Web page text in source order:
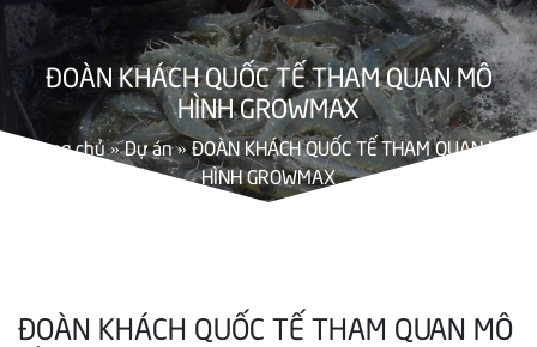
ĐOÀN KHÁCH QUỐC TẾ THAM QUAN MÔ
HÌNH GROWMAX
Trang chủ»Dự án»ĐOÀN KHÁCH QUỐC TẾ THAM QUAN MÔ
HÌNH GROWMAX
ĐOÀN KHÁCH QUỐC TẾ THAM QUAN MÔ